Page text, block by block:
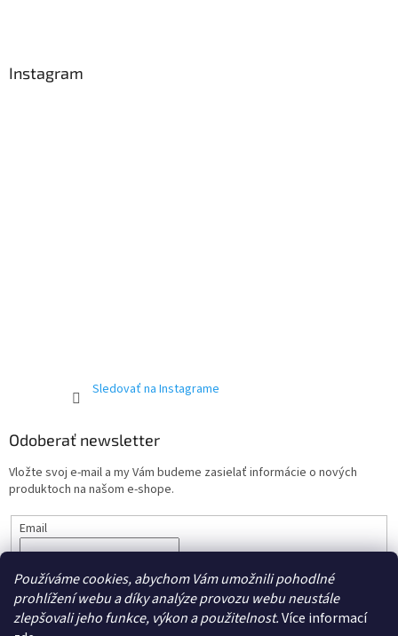
Používáme cookies, abychom Vám umožnili pohodlné
prohlížení webu a díky analýze provozu webu neustále
zlepšovali jeho funkce, výkon a použitelnost.Více informací
Instagram
Sledovať na Instagrame
Odoberať newsletter
Vložte svoj e-mail a my Vám budeme zasielať informácie o nových
produktoch na našom e-shope.
Email
údajov.
PRIHLÁSIŤ SA